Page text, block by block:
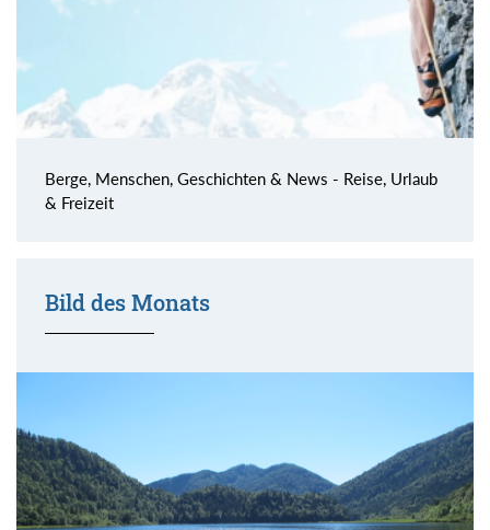
Berge, Menschen, Geschichten & News - Reise, Urlaub
& Freizeit
Bild des Monats